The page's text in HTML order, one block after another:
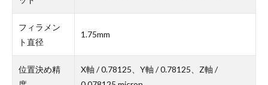
フィラメン
ト直径
1.75mm
位置決め精
X軸 / 0.78125、Y軸 / 0.78125、Z軸 /